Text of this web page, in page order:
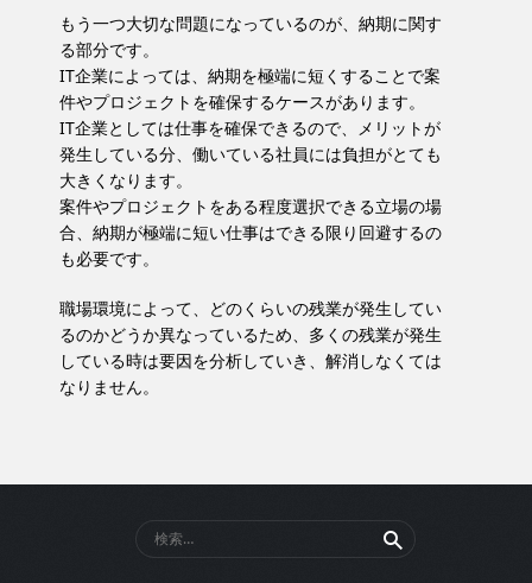
もう一つ大切な問題になっているのが、納期に関す
る部分です。
IT企業によっては、納期を極端に短くすることで案
件やプロジェクトを確保するケースがあります。
IT企業としては仕事を確保できるので、メリットが
発生している分、働いている社員には負担がとても
大きくなります。
案件やプロジェクトをある程度選択できる立場の場
合、納期が極端に短い仕事はできる限り回避するの
も必要です。
職場環境によって、どのくらいの残業が発生してい
るのかどうか異なっているため、多くの残業が発生
している時は要因を分析していき、解消しなくては
なりません。
索: